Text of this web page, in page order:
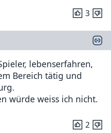
3
lebenserfahren,
Bereich tätig und
würde weiss ich nicht.
2